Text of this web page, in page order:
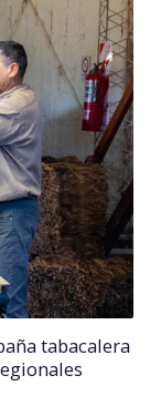
tabacalera